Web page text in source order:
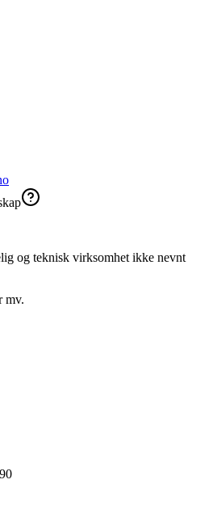
og teknisk virksomhet ikke nevnt
mv.